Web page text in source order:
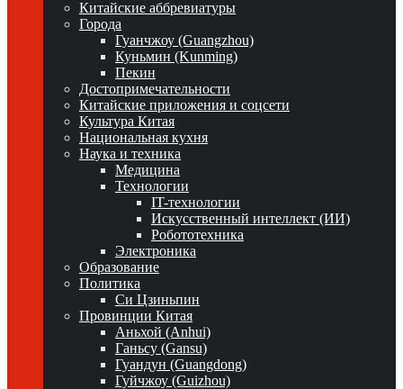
Китайские аббревиатуры
Города
Гуанчжоу (Guangzhou)
Куньмин (Kunming)
Пекин
Достопримечательности
Китайские приложения и соцсети
Культура Китая
Национальная кухня
Наука и техника
Медицина
Технологии
IT-технологии
Искусственный интеллект (ИИ)
Робототехника
Электроника
Образование
Политика
Си Цзиньпин
Провинции Китая
Аньхой (Anhui)
Ганьсу (Gansu)
Гуандун (Guangdong)
Гуйчжоу (Guizhou)